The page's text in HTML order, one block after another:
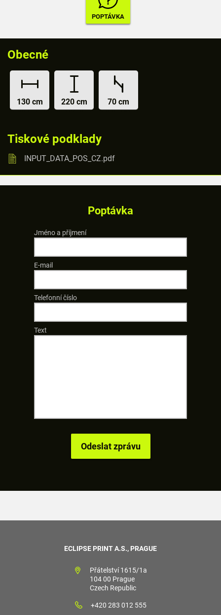
Obecné
130 cm 220 cm 70 cm
Tiskové podklady
INPUT_DATA_POS_CZ.pdf
Poptávka
Jméno a příjmení
E-mail
Telefonní číslo
Text
ECLIPSE PRINT A.S., PRAGUE
Přátelství 1615/1a
104 00 Prague
Czech Republic
+420 283 012 555